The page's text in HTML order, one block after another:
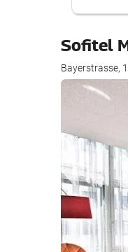
Sofitel
Bayerstrasse,